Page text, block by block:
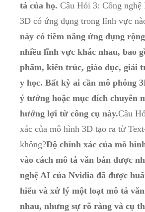
tả của họ. Câu Hỏi 3: Công
3D có ứng dụng trong lĩnh vực
này có tiềm năng ứng dụng
nhiều lĩnh vực khác nhau, bao
phẩm, kiến trúc, giáo dục, giải
y học. Bất kỳ ai cần mô phỏng
ý tưởng hoặc mục đích chuyên
hưởng lợi từ công cụ này.Câu
xác của mô hình 3D tạo ra từ
không?Độ chính xác của mô
vào cách mô tả văn bản được
nghệ AI của Nvidia đã được
hiểu và xử lý một loạt mô tả
nhau, nhưng sự rõ ràng và cụ